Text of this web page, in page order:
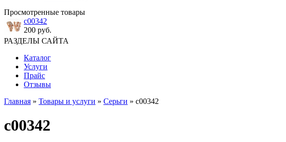
Просмотренные товары
с00342
200 руб.
РАЗДЕЛЫ САЙТА
Каталог
Услуги
Прайс
Отзывы
Главная » Товары и услуги » Серьги » с00342
с00342